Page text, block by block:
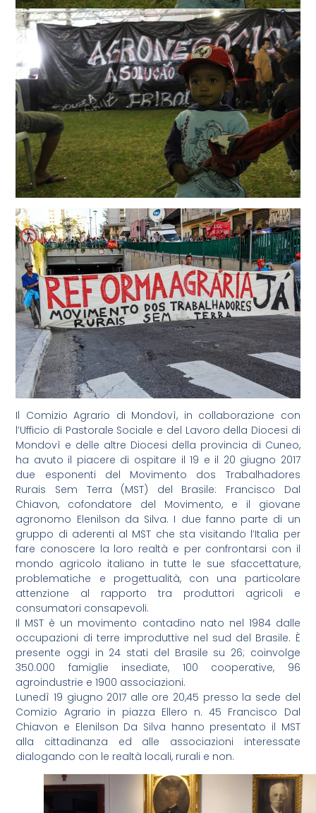
Il Comizio Agrario di Mondovì, in collaborazione con
l’Ufficio di Pastorale Sociale e del Lavoro della Diocesi di
Mondovì e delle altre Diocesi della provincia di Cuneo,
ha avuto il piacere di ospitare il 19 e il 20 giugno 2017
due esponenti del Movimento dos Trabalhadores
Rurais Sem Terra (MST) del Brasile: Francisco Dal
Chiavon, cofondatore del Movimento, e il giovane
agronomo Elenilson da Silva. I due fanno parte di un
gruppo di aderenti al MST che sta visitando l’Italia per
fare conoscere la loro realtà e per confrontarsi con il
mondo agricolo italiano in tutte le sue sfaccettature,
problematiche e progettualità, con una particolare
attenzione al rapporto tra produttori agricoli e
consumatori consapevoli.
Il MST è un movimento contadino nato nel 1984 dalle
occupazioni di terre improduttive nel sud del Brasile. È
presente oggi in 24 stati del Brasile su 26; coinvolge
350.000 famiglie insediate, 100 cooperative, 96
agroindustrie e 1900 associazioni.
Lunedì 19 giugno 2017 alle ore 20,45 presso la sede del
Comizio Agrario in piazza Ellero n. 45 Francisco Dal
Chiavon e Elenilson Da Silva hanno presentato il MST
alla cittadinanza ed alle associazioni interessate
dialogando con le realtà locali, rurali e non.